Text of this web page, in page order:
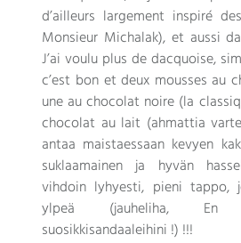
d’ailleurs largement inspiré
Monsieur Michalak), et aussi
J’ai voulu plus de dacquoise,
c’est bon et deux mousses au
une au chocolat noire (la
chocolat au lait (ahmattia
antaa maistaessaan kevyen
suklaamainen ja hyvän
vihdoin lyhyesti, pieni tappo,
ylpeä (jauheliha, En
suosikkisandaaleihini !) !!!